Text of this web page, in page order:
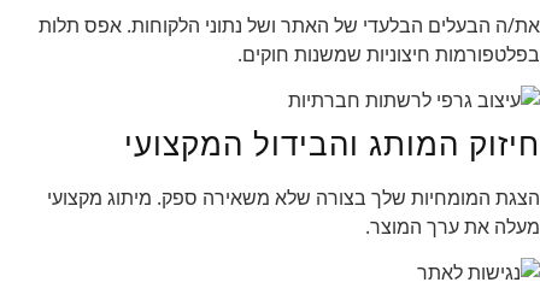
את/ה הבעלים הבלעדי של האתר ושל נתוני הלקוחות. אפס תלות
בפלטפורמות חיצוניות שמשנות חוקים.
חיזוק המותג והבידול המקצועי
הצגת המומחיות שלך בצורה שלא משאירה ספק. מיתוג מקצועי
מעלה את ערך המוצר.